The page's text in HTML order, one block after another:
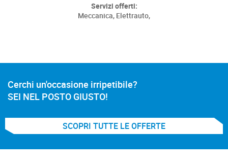
Servizi offerti:
Meccanica, Elettrauto,
Cerchi un'occasione irripetibile?
SEI NEL POSTO GIUSTO!
SCOPRI TUTTE LE OFFERTE